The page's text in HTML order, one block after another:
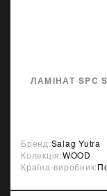
ЛАМІНАТ SPC
Бренд:Salag Yutra
Колекція:WOOD
Країна-виробник: